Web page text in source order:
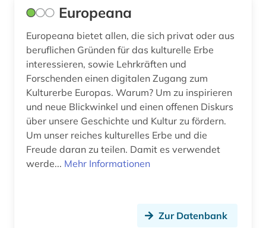
design (8)
designer (1)
designerin (1)
desktop-publishing (1)
deutsch (1)
deutsch-deutsche grenze (1)
deutsche (1)
deutsche kolonialgesellschaft (1)
Europeana
Europeana bietet allen, die sich privat oder aus
beruflichen Gründen für das kulturelle Erbe
interessieren, sowie Lehrkräften und
Forschenden einen digitalen Zugang zum
Kulturerbe Europas. Warum? Um zu inspirieren
und neue Blickwinkel und einen offenen Diskurs
über unsere Geschichte und Kultur zu fördern.
Um unser reiches kulturelles Erbe und die
Freude daran zu teilen. Damit es verwendet
werde... Mehr Informationen
Zur Datenbank